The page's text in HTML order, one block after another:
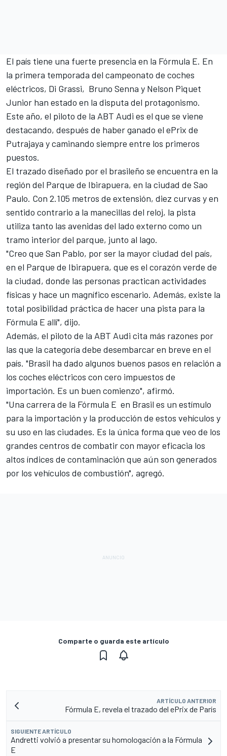
El país tiene una fuerte presencia en la Fórmula E. En
la primera temporada del campeonato de coches
eléctricos, Di Grassi, Bruno Senna y Nelson Piquet
Junior han estado en la disputa del protagonismo.
Este año, el piloto de la ABT Audi es el que se viene
destacando, después de haber ganado el ePrix de
Putrajaya y caminando siempre entre los primeros
puestos.
El trazado diseñado por el brasileño se encuentra en la
región del Parque de Ibirapuera, en la ciudad de Sao
Paulo. Con 2.105 metros de extensión, diez curvas y en
sentido contrario a la manecillas del reloj, la pista
utiliza tanto las avenidas del lado externo como un
tramo interior del parque, junto al lago.
"Creo que San Pablo, por ser la mayor ciudad del país,
en el Parque de Ibirapuera, que es el corazón verde de
la ciudad, donde las personas practican actividades
físicas y hace un magnífico escenario. Además, existe la
total posibilidad práctica de hacer una pista para la
Fórmula E allí", dijo.
Además, el piloto de la ABT Audi cita más razones por
las que la categoría debe desembarcar en breve en el
país. "Brasil ha dado algunos buenos pasos en relación a
los coches eléctricos con cero impuestos de
importación. Es un buen comienzo", afirmó.
"Una carrera de la Fórmula E en Brasil es un estímulo
para la importación y la producción de estos vehículos y
su uso en las ciudades. Es la única forma que veo de los
grandes centros de combatir con mayor eficacia los
altos índices de contaminación que aún son generados
por los vehículos de combustión", agregó.
Comparte o guarda este artículo
ARTÍCULO ANTERIOR
Fórmula E, revela el trazado del ePrix de París
SIGUIENTE ARTÍCULO
Andretti volvió a presentar su homologación a la Fórmula
E